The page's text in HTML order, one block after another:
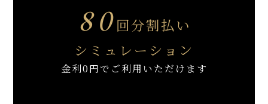
80回分割払い
シミュレーション
金利0円でご利用いただけます